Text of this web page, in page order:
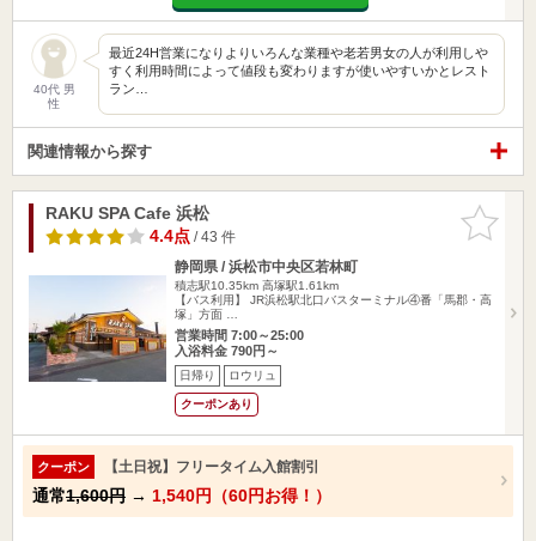
40代 男
性
最近24H営業になりよりいろんな業種や老若男女の人が利用しや
すく利用時間によって値段も変わりますが使いやすいかとレスト
ラン…
関連情報から探す
お気に入
りに追加
RAKU SPA Cafe 浜松
4.4点/ 43 件
静岡県 / 浜松市中央区若林町
積志駅10.35km 高塚駅1.61km
【バス利用】 JR浜松駅北口バスターミナル④番「馬郡・高
塚」方面 …
営業時間 7:00～25:00
入浴料金 790円～
日帰り ロウリュ
クーポンあり
クーポン 【土日祝】フリータイム入館割引
通常1,600円 → 1,540円（60円お得！）